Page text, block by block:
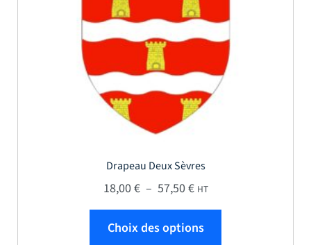
Drapeau Deux Sèvres
18,00€ – 57,50€Plage de prix : 18,00 €
HT
Choix des options